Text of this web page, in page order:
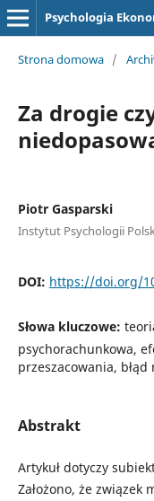
Psychologia
Strona domowa /
Za drogie
Piotr Gasparski
Instytut Psychologii
DOI: https://doi.org/
Słowa kluczowe:
psychorachunkowa,
przeszacowania,
Abstrakt
Artykuł dotyczy
Założono, że